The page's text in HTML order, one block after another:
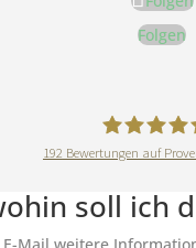
Folgen
192 Bewertungen auf
soll ich